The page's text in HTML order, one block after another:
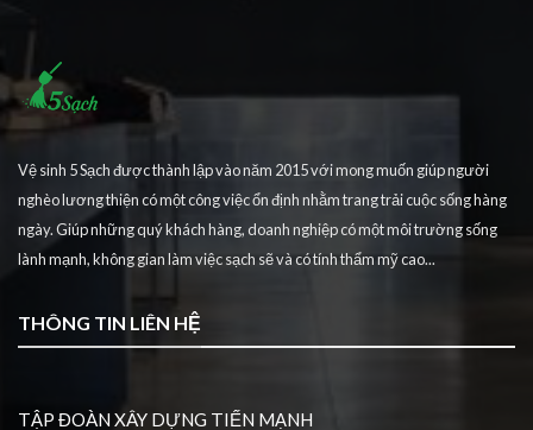
Vệ sinh 5 Sạch được thành lập vào năm 2015 với mong muốn giúp người
nghèo lương thiện có một công việc ổn định nhằm trang trải cuộc sống hàng
ngày. Giúp những quý khách hàng, doanh nghiệp có một môi trường sống
lành mạnh, không gian làm việc sạch sẽ và có tính thẩm mỹ cao...
THÔNG TIN LIÊN HỆ
TẬP ĐOÀN XÂY DỰNG TIẾN MẠNH